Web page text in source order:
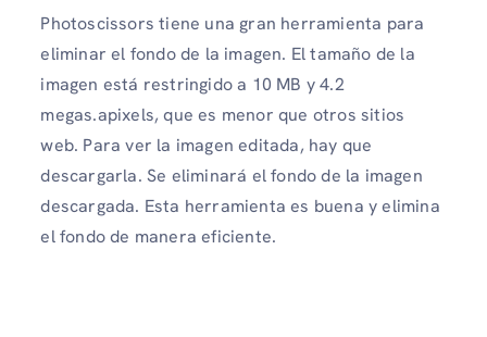
Photoscissors tiene una gran herramienta para
eliminar el fondo de la imagen. El tamaño de la
imagen está restringido a 10 MB y 4.2
megas.apixels, que es menor que otros sitios
web. Para ver la imagen editada, hay que
descargarla. Se eliminará el fondo de la imagen
descargada. Esta herramienta es buena y elimina
el fondo de manera eficiente.